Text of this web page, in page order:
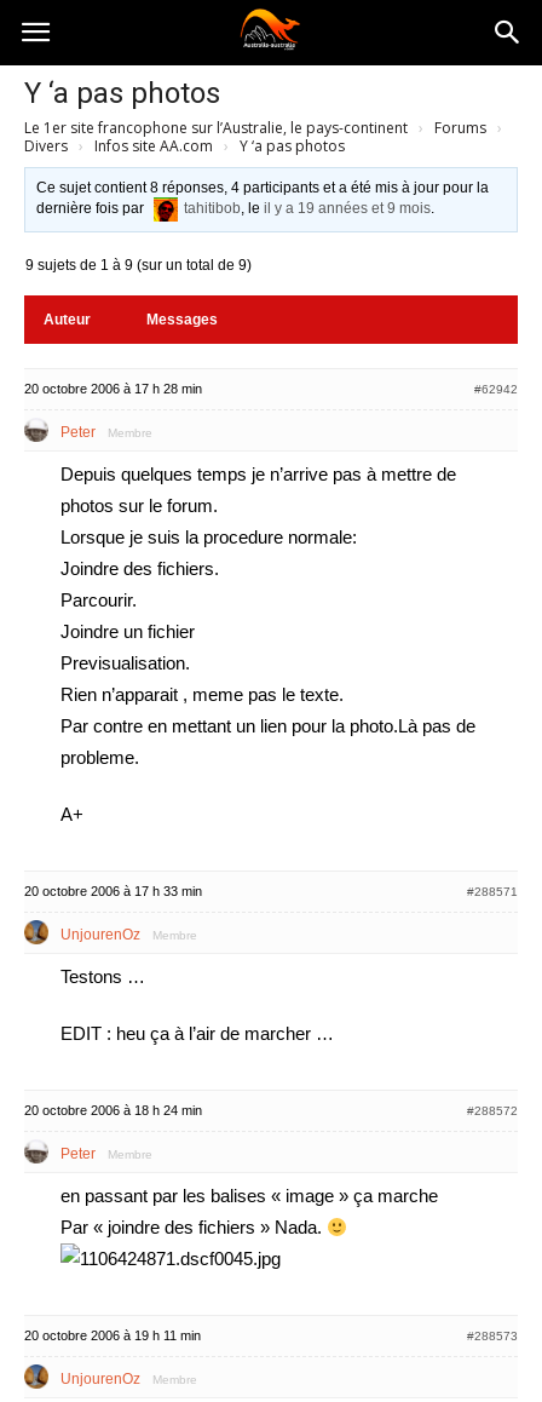
Australia-
australie.com
Y ‘a pas photos
Le 1er site francophone sur l’Australie, le pays-continent › Forums ›
Divers › Infos site AA.com › Y ‘a pas photos
Ce sujet contient 8 réponses, 4 participants et a été mis à jour pour la
dernière fois par
tahitibob, leil y a 19 années et 9 mois.
9 sujets de 1 à 9 (sur un total de 9)
Auteur Messages
20 octobre 2006 à 17 h 28 min #62942
Peter Membre
Depuis quelques temps je n’arrive pas à mettre de
photos sur le forum.
Lorsque je suis la procedure normale:
Joindre des fichiers.
Parcourir.
Joindre un fichier
Previsualisation.
Rien n’apparait , meme pas le texte.
Par contre en mettant un lien pour la photo.Là pas de
probleme.
A+
20 octobre 2006 à 17 h 33 min #288571
UnjourenOz Membre
Testons …
EDIT : heu ça à l’air de marcher …
20 octobre 2006 à 18 h 24 min #288572
Peter Membre
en passant par les balises « image » ça marche
Par « joindre des fichiers » Nada.
20 octobre 2006 à 19 h 11 min #288573
UnjourenOz Membre